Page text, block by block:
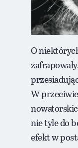
O
W
nie tyle do
efekt w